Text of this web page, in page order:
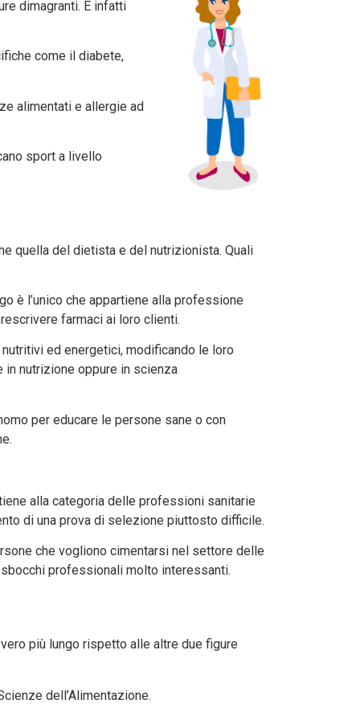
dimagranti. È infatti
come il diabete,
alimentati e allergie ad
sport a livello
quella del dietista e del nutrizionista. Quali
è l’unico che appartiene alla professione
farmaci ai loro clienti.
ed energetici, modificando le loro
nutrizione oppure in scienza
per educare le persone sane o con
alla categoria delle professioni sanitarie
di una prova di selezione piuttosto difficile.
che vogliono cimentarsi nel settore delle
professionali molto interessanti.
più lungo rispetto alle altre due figure
dell’Alimentazione.